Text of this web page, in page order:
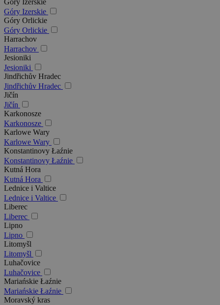
Góry Izerskie
Góry Izerskie
Góry Orlickie
Góry Orlickie
Harrachov
Harrachov
Jesioniki
Jesioniki
Jindřichův Hradec
Jindřichův Hradec
Jičín
Jičín
Karkonosze
Karkonosze
Karlowe Wary
Karlowe Wary
Konstantinovy Łaźnie
Konstantinovy Łaźnie
Kutná Hora
Kutná Hora
Lednice i Valtice
Lednice i Valtice
Liberec
Liberec
Lipno
Lipno
Litomyšl
Litomyšl
Luhačovice
Luhačovice
Mariańskie Łaźnie
Mariańskie Łaźnie
Moravský kras